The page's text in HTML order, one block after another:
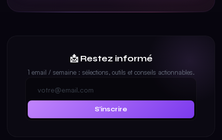
📩 Restez informé
1 email / semaine : sélections, outils et conseils actionnables.
S'inscrire